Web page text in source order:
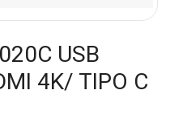
USB
4K/ TIPO C